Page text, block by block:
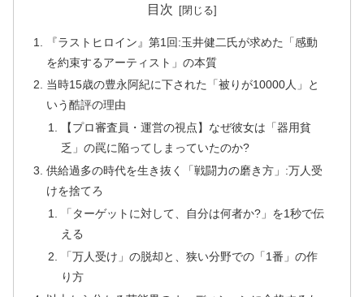
目次
『ラストヒロイン』第1回:玉井健二氏が求めた「感動
を約束するアーティスト」の本質
当時15歳の豊永阿紀に下された「被りが10000人」と
いう酷評の理由
【プロ審査員・運営の視点】なぜ彼女は「器用貧
乏」の罠に陥ってしまっていたのか?
供給過多の時代を生き抜く「戦闘力の磨き方」:万人受
けを捨てろ
「ターゲットに対して、自分は何者か?」を1秒で伝
える
「万人受け」の脱却と、狭い分野での「1番」の作
り方